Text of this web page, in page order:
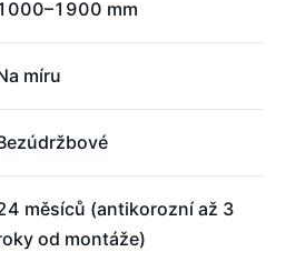
mm
míru
měsíců (antikorozní až 3
od montáže)